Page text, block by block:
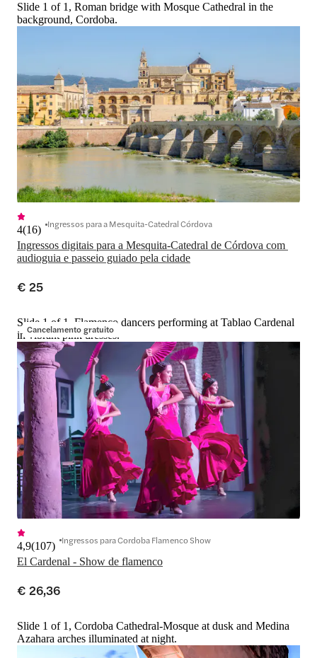
Slide 1 of 1, Roman bridge with Mosque Cathedral in the
background, Cordoba.
Ingressos digitais para a Mesquita-Catedral de Córdova com
audioguia e passeio guiado pela cidade
4(16) Ingressos para a Mesquita-Catedral Córdova
€ 25
Cancelamento gratuito
Slide 1 of 1, Flamenco dancers performing at Tablao Cardenal
in vibrant pink dresses.
El Cardenal - Show de flamenco
4,9(107) Ingressos para Cordoba Flamenco Show
€ 26,36
Slide 1 of 1, Cordoba Cathedral-Mosque at dusk and Medina
Azahara arches illuminated at night.